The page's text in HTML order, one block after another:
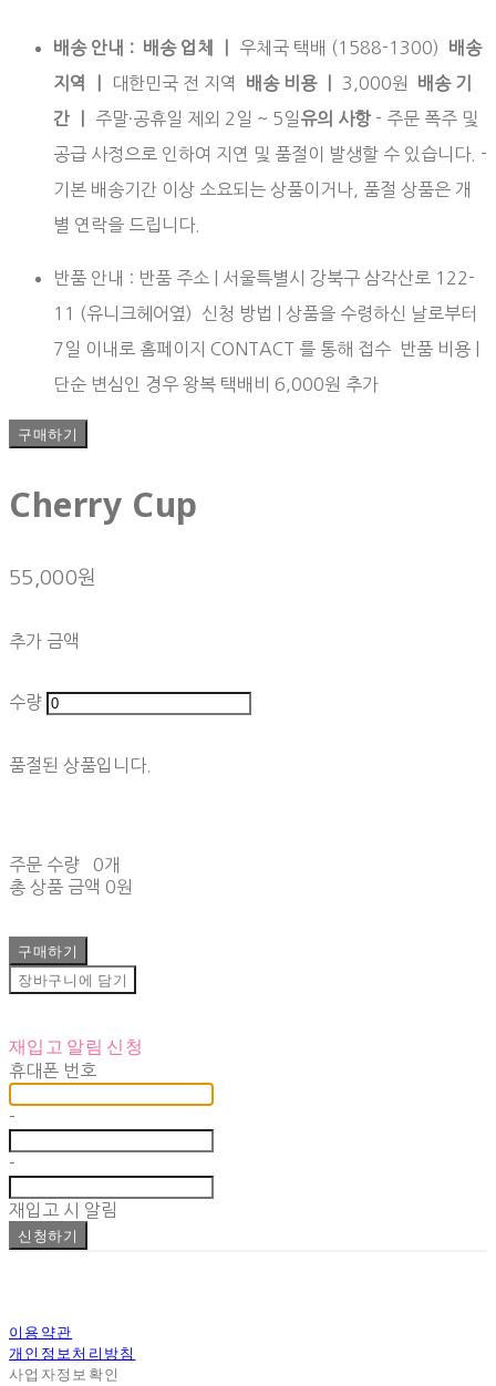
배송 안내 : 배송 업체 ㅣ 우체국 택배 (1588-1300) 배송
지역 ㅣ
대한민국 전 지역 배송 비용 ㅣ 3,000원 배송 기
간 ㅣ 주말·공휴일 제외 2일 ~ 5일유의 사항 - 주문 폭주 및
공급 사정으로 인하여 지연 및 품절이 발생할 수 있습니다. -
기본 배송기간 이상 소요되는 상품이거나, 품절 상품은 개
별 연락을 드립니다.
반품 안내 : 반품 주소 | 서울특별시 강북구 삼각산로 122-
11 (유니크헤어옆) 신청 방법 | 상품을 수령하신 날로부터
7일 이내로 홈페이지 CONTACT 를 통해 접수 반품 비용 |
단순 변심인 경우 왕복 택배비 6,000원 추가
구매하기
Cherry Cup
55,000원
추가 금액
수량
품절된 상품입니다.
주문 수량
0개
총 상품 금액 0원
구매하기
장바구니에 담기
재입고 알림 신청
휴대폰 번호
-
-
재입고 시 알림
신청하기
이용약관
개인정보처리방침
사업자정보확인